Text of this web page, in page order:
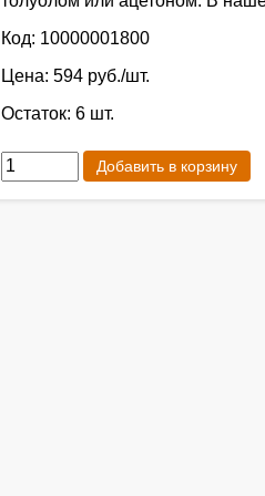
Код: 10000001800
Цена: 594 руб./шт.
Остаток: 6 шт.
Добавить в корзину